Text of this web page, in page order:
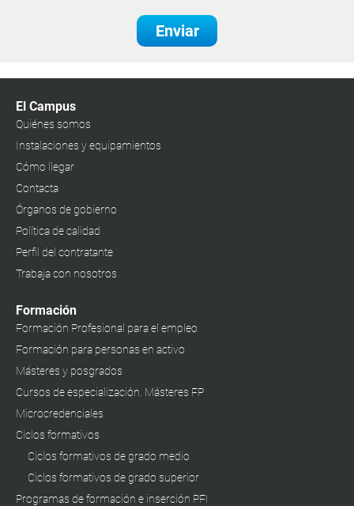
Enviar
El Campus
Quiénes somos
Instalaciones y equipamientos
Cómo llegar
Contacta
Órganos de gobierno
Política de calidad
Perfil del contratante
Trabaja con nosotros
Formación
Formación Profesional para el empleo
Formación para personas en activo
Másteres y posgrados
Cursos de especialización. Másteres FP
Microcredenciales
Ciclos formativos
Ciclos formativos de grado medio
Ciclos formativos de grado superior
Programas de formación e inserción PFI